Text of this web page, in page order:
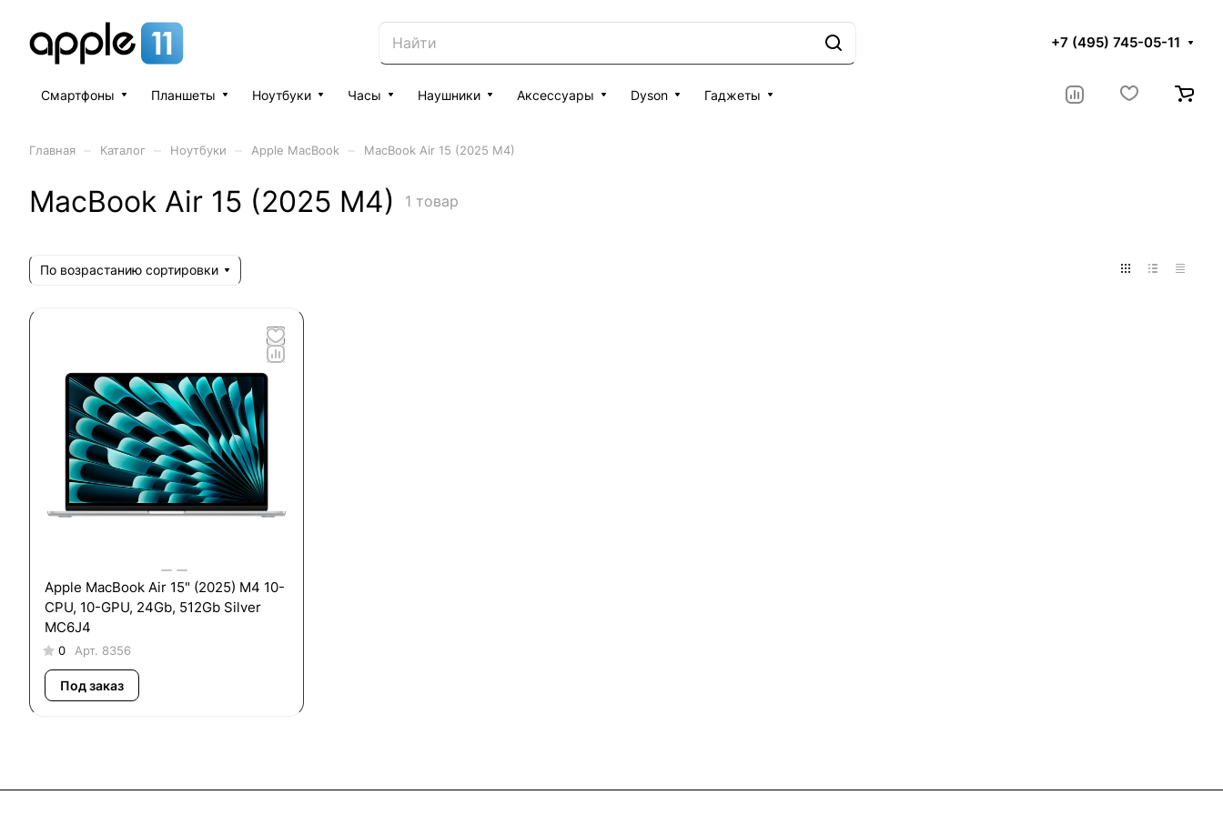
+7 (495) 745-05-11
Смартфоны Планшеты Ноутбуки Часы Наушники Аксессуары Dyson Гаджеты
Главная Каталог Ноутбуки Apple MacBook MacBook Air 15 (2025 M4)
MacBook Air 15 (2025 M4) 1 товар
По возрастанию сортировки
Apple MacBook Air 15" (2025) M4 10-
CPU, 10-GPU, 24Gb, 512Gb Silver
MC6J4
0 Арт. 8356
Под заказ